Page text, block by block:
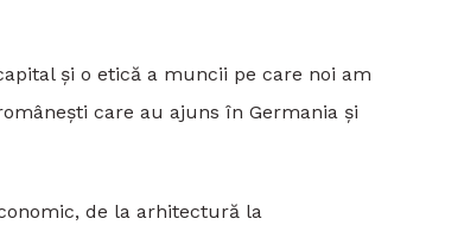
și o etică a muncii pe care noi am
care au ajuns în Germania și
de la arhitectură la